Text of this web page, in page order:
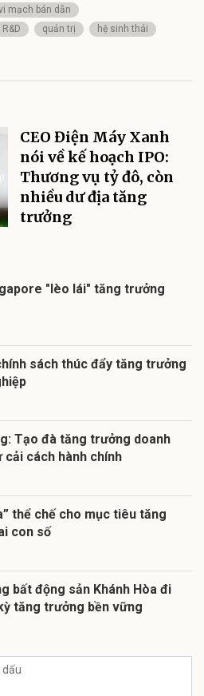
mạch bán dẫn
R&D quản trị
hệ sinh thái
CEO Điện Máy Xanh
nói về kế hoạch IPO:
Thương vụ tỷ đô, còn
nhiều dư địa tăng
trưởng
"lèo lái" tăng trưởng
sách thúc đẩy tăng trưởng
Tạo đà tăng trưởng doanh
cải cách hành chính
thể chế cho mục tiêu tăng
con số
bất động sản Khánh Hòa đi
tăng trưởng bền vững